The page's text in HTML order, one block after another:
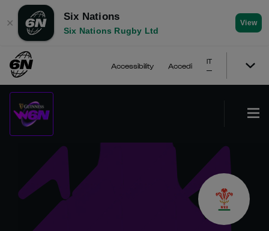
✕
Six Nations
Six Nations Rugby Ltd
View
Accessibility Accedi
IT